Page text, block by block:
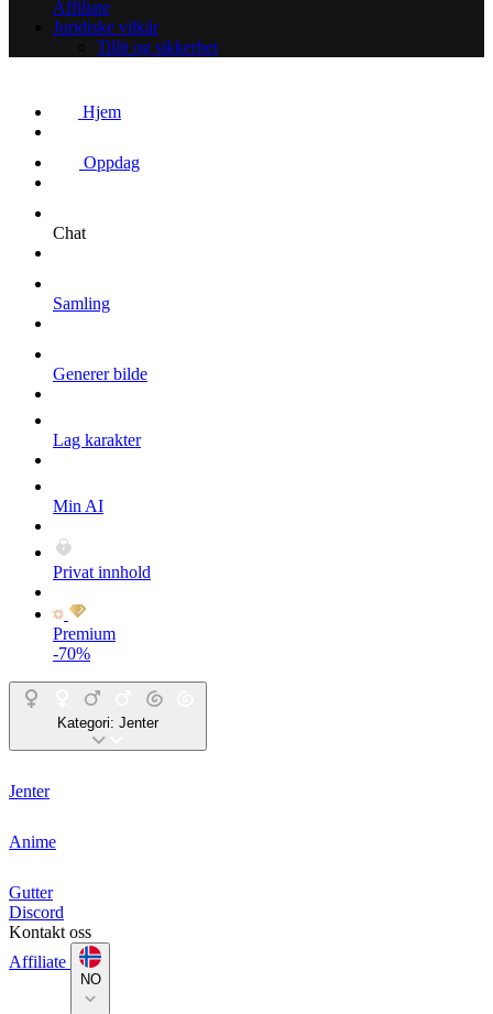
Affiliate
Juridiske vilkår
Tillit og sikkerhet
Hjem
Oppdag
Chat
Samling
Generer bilde
Lag karakter
Min AI
Privat innhold
Premium
-70%
Kategori: Jenter
Jenter
Anime
Gutter
Discord
Kontakt oss
Affiliate
NO